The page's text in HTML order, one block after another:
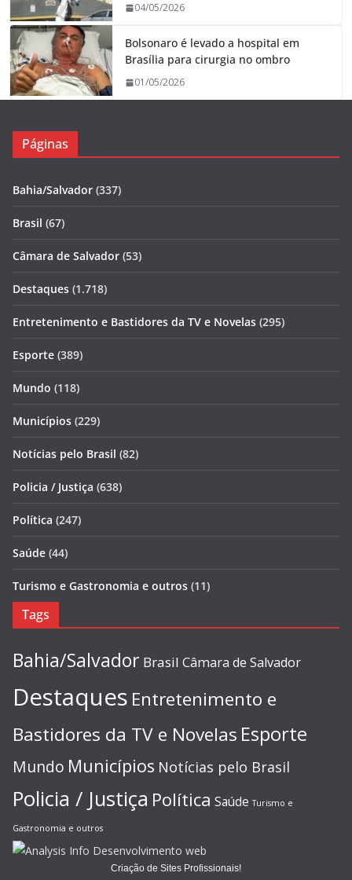
04/05/2026
Bolsonaro é levado a hospital em
Brasília para cirurgia no ombro
01/05/2026
Páginas
Bahia/Salvador (337)
Brasil (67)
Câmara de Salvador (53)
Destaques (1.718)
Entretenimento e Bastidores da TV e Novelas (295)
Esporte (389)
Mundo (118)
Municípios (229)
Notícias pelo Brasil (82)
Policia / Justiça (638)
Política (247)
Saúde (44)
Turismo e Gastronomia e outros (11)
Tags
Bahia/Salvador Brasil Câmara de Salvador
Destaques Entretenimento e
Bastidores da TV e Novelas Esporte
Mundo Municípios Notícias pelo Brasil
Policia / Justiça Política Saúde Turismo e
Gastronomia e outros
Criação de Sites Profissionais!